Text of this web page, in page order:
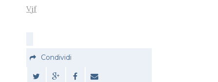
Vjf
Condividi